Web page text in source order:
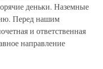
деньки. Наземные
Перед нашим
и ответственная
направление